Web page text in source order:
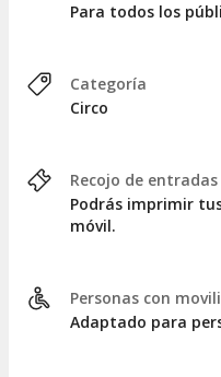
Para todos los
Categoría
Circo
Recojo de entradas
Podrás imprimir
móvil.
Personas con
Adaptado para